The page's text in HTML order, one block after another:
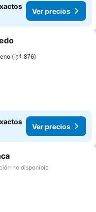
Ver precios
a favoritos
876
Ver precios
a favoritos
no disponible